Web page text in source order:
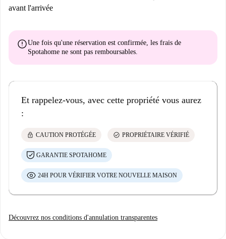
avant l'arrivée
errorUne fois qu'une réservation est confirmée, les frais de
Spotahome ne sont pas remboursables
Et rappelez-vous, avec cette propriété vous aurez
:
lock CAUTION PROTÉGÉE check_circle PROPRIÉTAIRE VÉRIFIÉ
GARANTIE SPOTAHOME
24H POUR VÉRIFIER VOTRE NOUVELLE MAISON
Découvrez nos conditions d'annulation transparentes